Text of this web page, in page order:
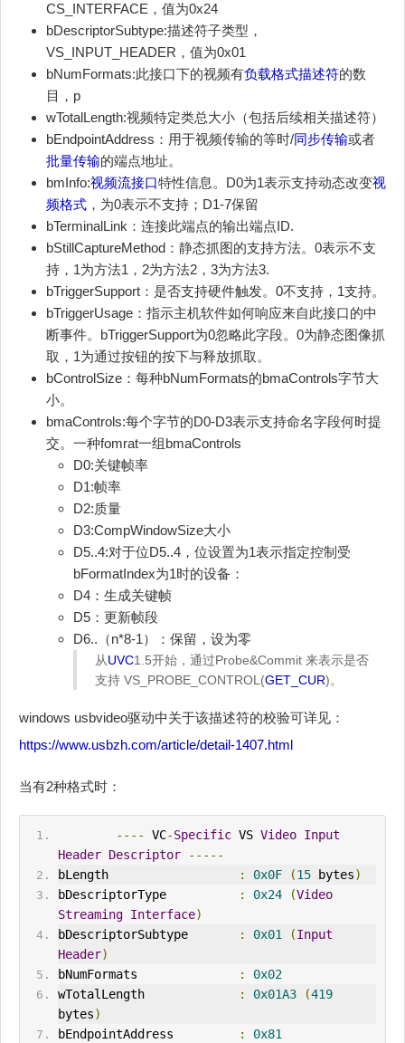
CS_INTERFACE，值为0x24
bDescriptorSubtype:描述符子类型，
VS_INPUT_HEADER，值为0x01
bNumFormats:此接口下的视频有负载格式描述符的数
目，p
wTotalLength:视频特定类总大小（包括后续相关描述符）
bEndpointAddress：用于视频传输的等时/同步传输或者
批量传输的端点地址。
bmInfo:视频流接口特性信息。D0为1表示支持动态改变视
频格式 ，为0表示不支持；D1-7保留
bTerminalLink：连接此端点的输出端点ID.
bStillCaptureMethod：静态抓图的支持方法。0表示不支
持，1为方法1，2为方法2，3为方法3.
bTriggerSupport：是否支持硬件触发。0不支持，1支持。
bTriggerUsage：指示主机软件如何响应来自此接口的中
断事件。bTriggerSupport为0忽略此字段。0为静态图像抓
取，1为通过按钮的按下与释放抓取。
bControlSize：每种bNumFormats的bmaControls字节大
小。
bmaControls:每个字节的D0-D3表示支持命名字段何时提
交。一种fomrat一组bmaControls
D0:关键帧率
D1:帧率
D2:质量
D3:CompWindowSize大小
D5..4:对于位D5..4，位设置为1表示指定控制受
bFormatIndex为1时的设备：
D4：生成关键帧
D5：更新帧段
D6..（n*8-1）：保留，设为零
从UVC1.5开始，通过Probe&Commit 来表示是否
支持 VS_PROBE_CONTROL(GET_CUR)。
windows usbvideo驱动中关于该描述符的校验可详见：
https://www.usbzh.com/article/detail-1407.html
当有2种格式时：
---- VC-Specific VS Video Input
Header Descriptor
-----
bLength
: 0x0F (15 bytes)
bDescriptorType
: 0x24 (Video
Streaming Interface)
bDescriptorSubtype
: 0x01 (Input
Header)
bNumFormats
:
0x02
wTotalLength
: 0x01A3 (419
bytes)
bEndpointAddress
:
0x81